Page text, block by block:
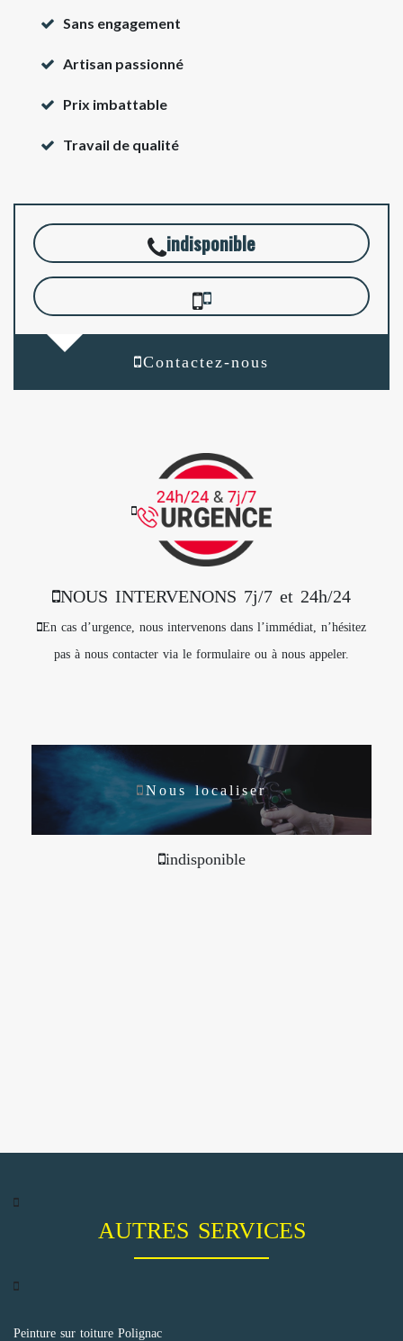
Sans engagement
Artisan passionné
Prix imbattable
Travail de qualité
indisponible
Contactez-nous
NOUS INTERVENONS 7j/7 et 24h/24
En cas d’urgence, nous intervenons dans l’immédiat, n’hésitez
pas à nous contacter via le formulaire ou à nous appeler.
Nous localiser
indisponible
AUTRES SERVICES
Peinture sur toiture Polignac